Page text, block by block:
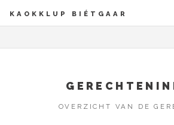
KAOKKLUP BIÉTGAAR
OVERZICHT VAN DE